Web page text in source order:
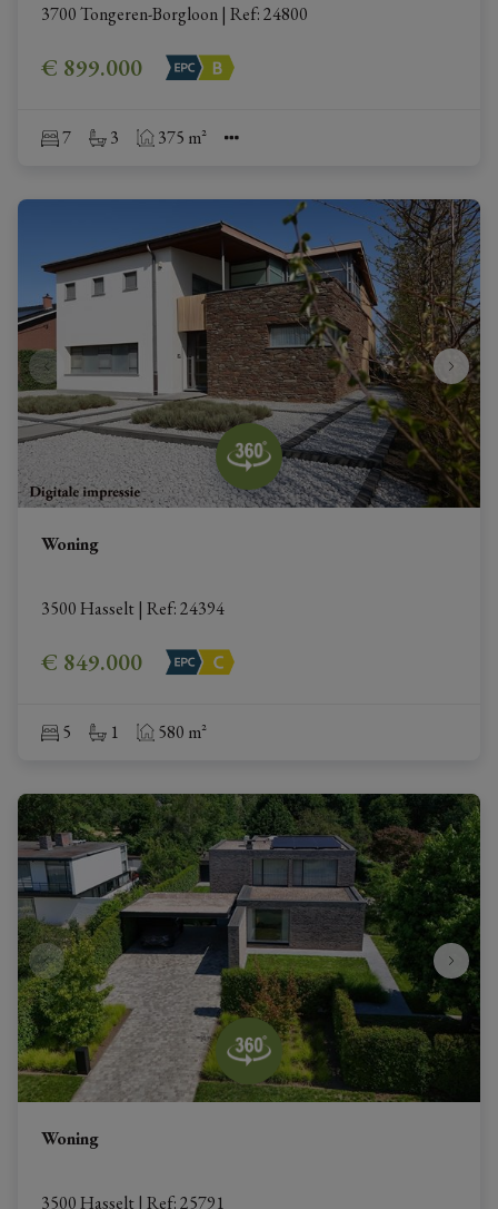
3700 Tongeren-Borgloon | Ref: 24800
€ 899.000
7 3 375 m²
Woning
3500 Hasselt | Ref: 24394
€ 849.000
5 1 580 m²
Woning
3500 Hasselt | Ref: 25791